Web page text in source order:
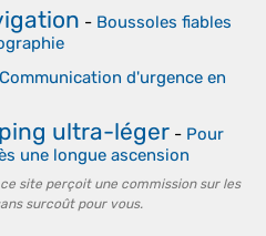
- Boussoles fiables
Communication d'urgence en
ultra-léger - Pour
une longue ascension
site perçoit une commission sur les
surcoût pour vous.